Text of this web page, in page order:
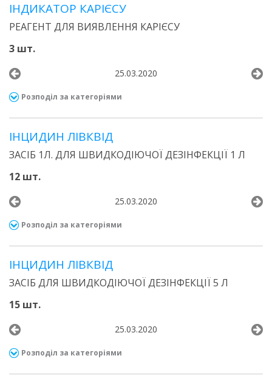
ІНДИКАТОР КАРІЄСУ
РЕАГЕНТ ДЛЯ ВИЯВЛЕННЯ КАРІЄСУ
3 шт.
25.03.2020
Розподіл за категоріями
ІНЦИДИН ЛІВКВІД
ЗАСІБ 1Л. ДЛЯ ШВИДКОДІЮЧОЇ ДЕЗІНФЕКЦІЇ 1 Л
12 шт.
25.03.2020
Розподіл за категоріями
ІНЦИДИН ЛІВКВІД
ЗАСІБ ДЛЯ ШВИДКОДІЮЧОЇ ДЕЗІНФЕКЦІЇ 5 Л
15 шт.
25.03.2020
Розподіл за категоріями